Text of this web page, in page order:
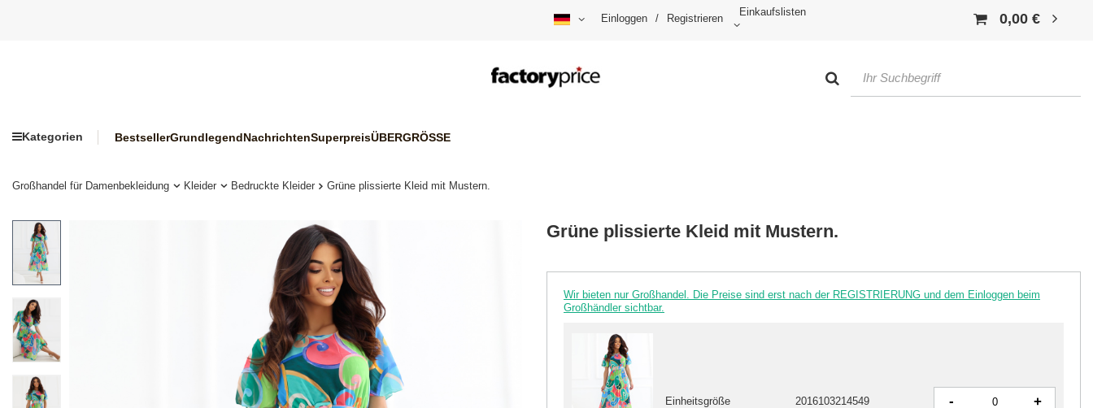
Einloggen / Registrieren
Einkaufslisten 0,00 €
Kategorien BestsellerGrundlegendNachrichtenSuperpreisÜBERGRÖSSE
Großhandel für Damenbekleidung Kleider Bedruckte Kleider Grüne plissierte Kleid mit Mustern.
Grüne plissierte Kleid mit Mustern.
Wir bieten nur Großhandel. Die Preise sind erst nach der REGISTRIERUNG und dem Einloggen beim
Großhändler sichtbar.
Einheitsgröße 2016103214549 - +